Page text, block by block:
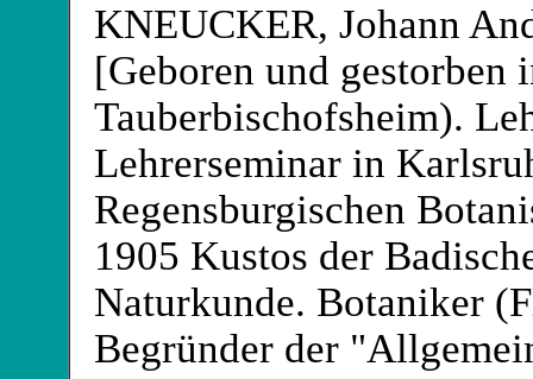
KNEUCKER, Johann
[Geboren und gestorben
Tauberbischofsheim).
Lehrerseminar in
Regensburgischen
1905 Kustos der
Naturkunde. Botaniker
Begründer der